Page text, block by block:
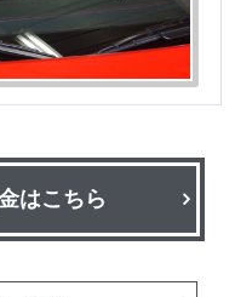
はこちら